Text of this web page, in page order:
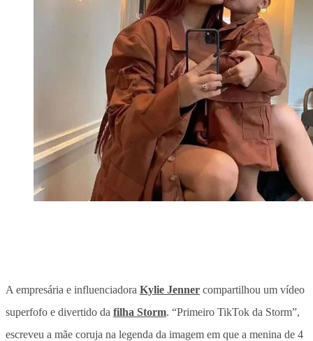
A empresária e influenciadora Kylie Jenner compartilhou um vídeo
superfofo e divertido da filha Storm. “Primeiro TikTok da Storm”,
escreveu a mãe coruja na legenda da imagem em que a menina de 4